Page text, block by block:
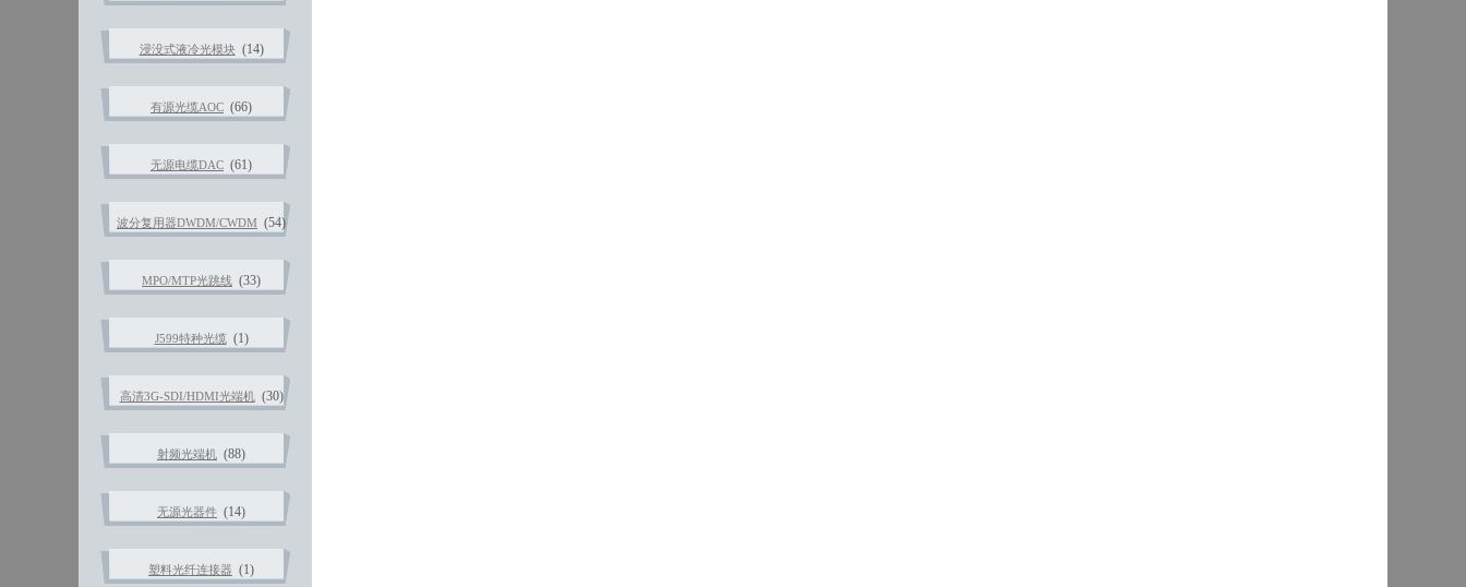
浸没式液冷光模块(14)
有源光缆AOC (66)
无源电缆DAC (61)
波分复用器DWDM/CWDM (54)
MPO/MTP光跳线 (33)
J599特种光缆(1)
高清3G-SDI/HDMI光端机(30)
射频光端机 (88)
无源光器件 (14)
塑料光纤连接器 (1)